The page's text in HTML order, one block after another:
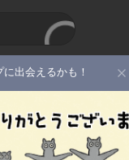
出会えるかも！